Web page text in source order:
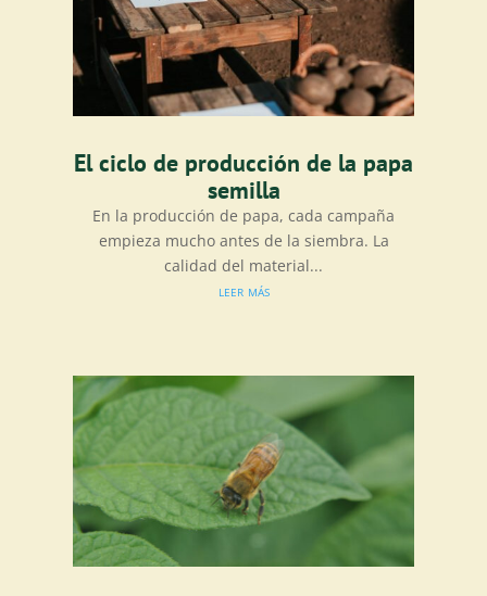
El ciclo de producción de la papa
semilla
En la producción de papa, cada campaña
empieza mucho antes de la siembra. La
calidad del material...
leer más